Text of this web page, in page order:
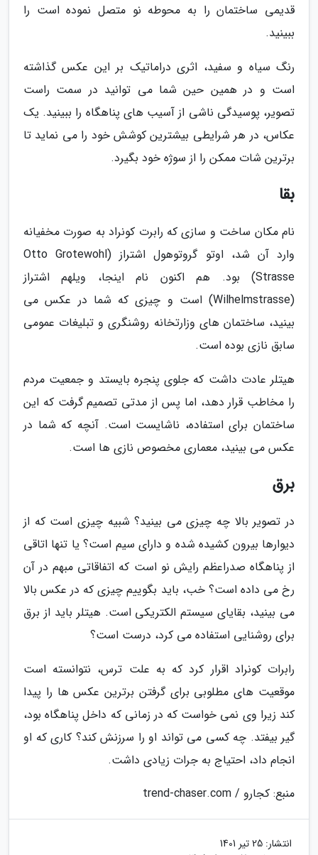
قدیمی ساختمان را به محوطه نو متصل نموده است را
ببینید.
رنگ سیاه و سفید، اثری دراماتیک بر این عکس گذاشته
است و در همین حین شما می توانید در سمت راست
تصویر، پوسیدگی ناشی از آسیب های پناهگاه را ببینید. یک
عکاس، در هر شرایطی بیشترین کوشش خود را می نماید تا
برترین شات ممکن را از سوژه خود بگیرد.
بقا
نام مکان ساخت و سازی که رابرت کونراد به صورت مخفیانه
وارد آن شد، اوتو گروتوهول اشتراز (Otto Grotewohl
Strasse) بود. هم اکنون نام اینجا، ویلهم اشتراز
(Wilhelmstrasse) است و چیزی که شما در عکس می
بینید، ساختمان های وزارتخانه روشنگری و تبلیغات عمومی
سابق نازی بوده است.
هیتلر عادت داشت که جلوی پنجره بایستد و جمعیت مردم
را مخاطب قرار دهد، اما پس از مدتی تصمیم گرفت که این
ساختمان برای استفاده، ناشایست است. آنچه که شما در
عکس می بینید، معماری مخصوص نازی ها است.
برق
در تصویر بالا چه چیزی می بینید؟ شبیه چیزی است که از
دیوارها بیرون کشیده شده و دارای سیم است؟ یا تنها اتاقی
از پناهگاه صدراعظم رایش نو است که اتفاقاتی مبهم در آن
رخ می داده است؟ خب، باید بگوییم چیزی که در عکس بالا
می بینید، بقایای سیستم الکتریکی است. هیتلر باید از برق
برای روشنایی استفاده می کرد، درست است؟
رابرات کونراد اقرار کرد که به علت ترس، نتوانسته است
موقعیت های مطلوبی برای گرفتن برترین عکس ها را پیدا
کند زیرا وی نمی خواست که در زمانی که داخل پناهگاه بود،
گیر بیفتد. چه کسی می تواند او را سرزنش کند؟ کاری که او
انجام داد، احتیاج به جرات زیادی داشت.
منبع: کجارو / trend-chaser.com
انتشار: 25 تیر 1401